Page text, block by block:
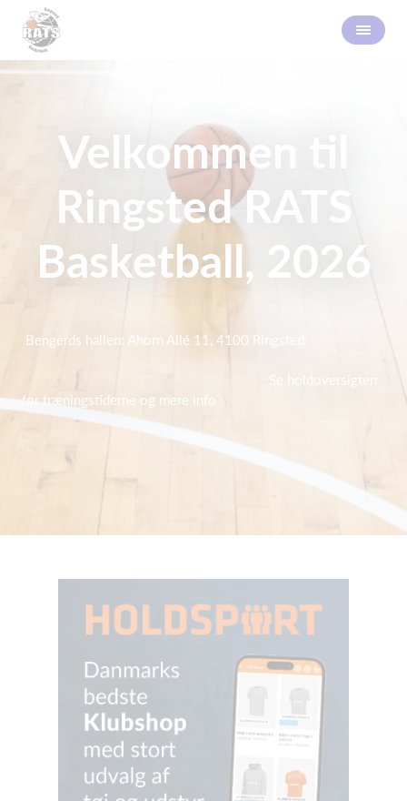
Velkommen til
Ringsted RATS
Basketball, 2026
Bengerds hallen: Ahorn Allé 11, 4100 Ringsted
Se holdoversigten
for træningstiderne og mere info